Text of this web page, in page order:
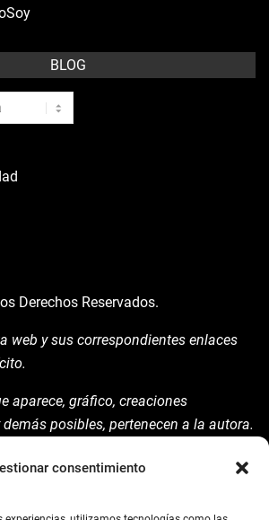
consentimiento
BLOG
Derechos Reservados.
web y sus correspondientes enlaces
aparece, gráfico, creaciones
posibles, pertenecen a la autora.